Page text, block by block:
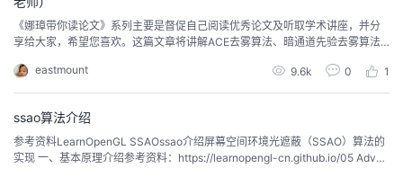
客
论
的
子
我
直
的
我
《娜璋带你读论文》系列主要是督促自己阅读优秀论文及听取学术讲座，并分
享给大家，希望您喜欢。这篇文章将讲解ACE去雾算法、暗通道先验去雾算法
希望这篇文章对您有所帮助，这些大佬是真的值得我们去学习，献上小弟的膝
盖~fighting！
eastmount 9.6k 0 1
ssao算法介绍
参考资料LearnOpenGL SSAOssao介绍屏幕空间环境光遮蔽（SSAO）算法的
实现 一、基本原理介绍参考资料：https://learnopengl-cn.github.io/05 Advan